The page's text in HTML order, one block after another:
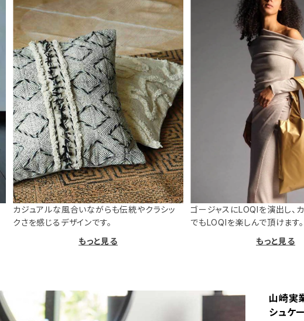
カジュアルな風合いながらも伝統やクラシッ
クさを感じるデザインです。
もっと見る
ゴージャスにLOQIを演出し、
でもLOQIを楽しんで頂けます。
もっと見る
山崎実
シュケ